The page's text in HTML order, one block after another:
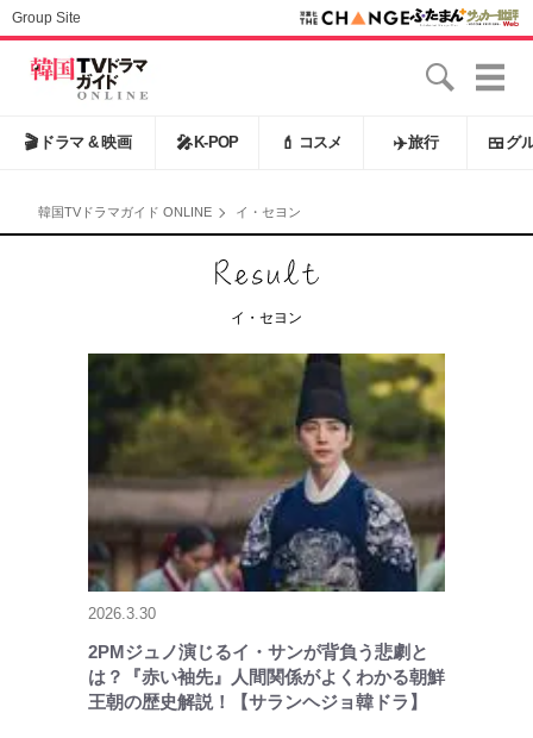
Group Site
🎬 ドラマ & 映画 🎤 K-POP 💄 コスメ ✈️旅行 🍱 グ
韓国TVドラマガイド ONLINE イ・セヨン
イ・セヨン
2026.3.30
2PMジュノ演じるイ・サンが背負う悲劇と
は？『赤い袖先』人間関係がよくわかる朝鮮
王朝の歴史解説！【サランヘジョ韓ドラ】